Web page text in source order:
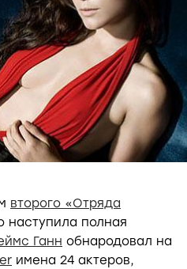
второго «Отряда
наступила полная
Ганн обнародовал на
имена 24 актеров,